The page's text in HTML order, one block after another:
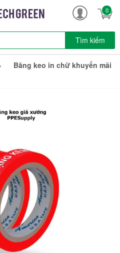
0
Tìm kiếm
Băng keo in chữ khuyến mãi